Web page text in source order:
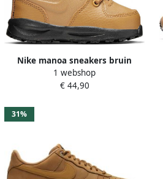
Nike manoa sneakers bruin
zwart baby
1 webshop
€ 44,90
31%